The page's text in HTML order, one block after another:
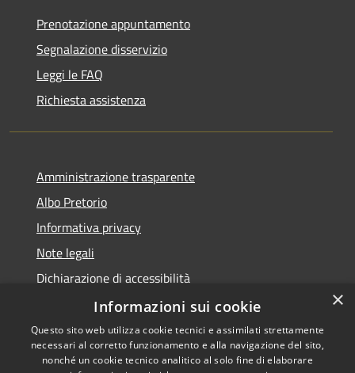
Prenotazione appuntamento
Segnalazione disservizio
Leggi le FAQ
Richiesta assistenza
Amministrazione trasparente
Albo Pretorio
Informativa privacy
Note legali
Dichiarazione di accessibilità
Dichiarazione di accessibilità dal 2025
×
Informazioni sui cookie
Questo sito web utilizza cookie tecnici e assimilati strettamente
necessari al corretto funzionamento e alla navigazione del sito,
nonché un cookie tecnico analitico al solo fine di elaborare